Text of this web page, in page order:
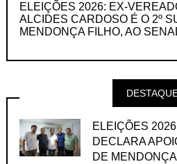
ELEIÇÕES 2026: EX-
ALCIDES CARDOSO É O 2º
MENDONÇA FILHO, AO
ELEIÇÕES
DECLARA
DE